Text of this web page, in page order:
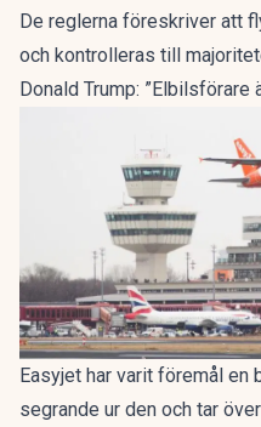
De reglerna föreskriver att
och kontrolleras till
Donald Trump: ”Elbilsförare
Easyjet har varit föremål en
segrande ur den och tar